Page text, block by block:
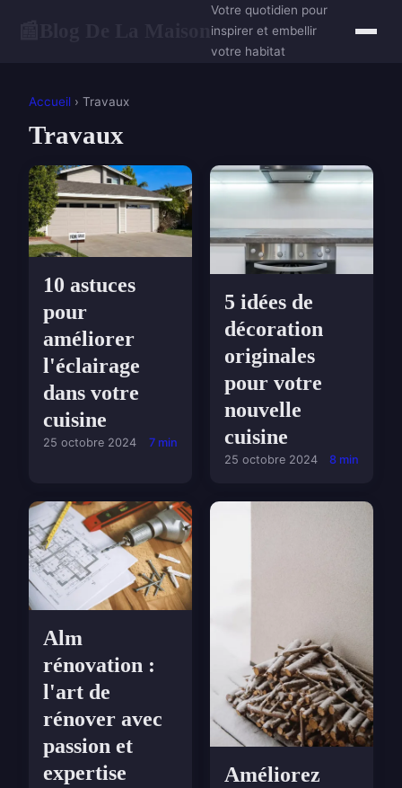
Votre quotidien pour
inspirer et embellir
votre habitat
Accueil › Travaux
Travaux
10 astuces
pour
améliorer
l'éclairage
dans votre
cuisine
25 octobre 2024 7 min
5 idées de
décoration
originales
pour votre
nouvelle
cuisine
25 octobre 2024 8 min
Alm
rénovation :
l'art de
rénover avec
passion et
expertise
Améliorez